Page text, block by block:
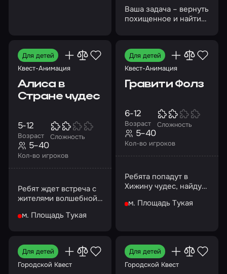
Ваша задача – вернуть
похищенное и найти
Для детей
Квест-Анимация
Алиса в
Стране чудес
Возраст
5-12
Сложность
Кол-во игроков
5–40
Ребят ждет встреча с
жителями волшебной
м. Площадь Тукая
Для детей
Квест-Анимация
Гравити Фолз
Возраст
6-12
Сложность
Кол-во игроков
5–40
Ребята попадут в
Хижину чудес, найдут
Стэнфорда Пайнса…
м. Площадь Тукая
Для детей
Городской Квест
Для детей
Городской Квест